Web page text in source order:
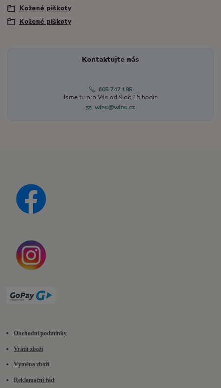
Kožené piškoty
Kožené piškoty
Kontaktujte nás
605 747 185
Jsme tu pro Vás od 9 do 15 hodin
wins@wins.cz
Obchodní podmínky
Vrátit zboží
Výměna zboží
Reklamační řád